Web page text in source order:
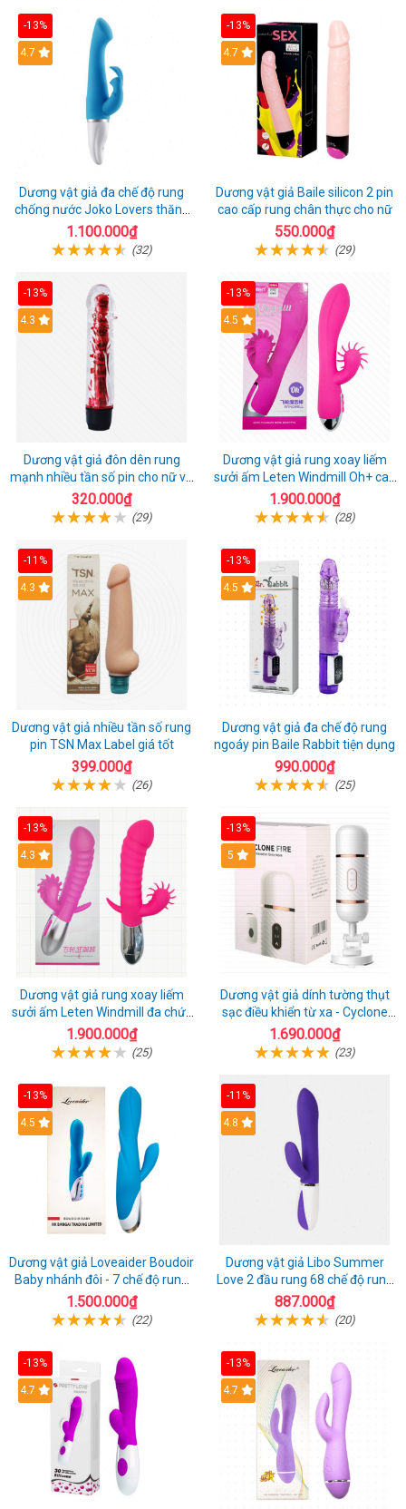
-13%
Hot
4.7
Dương vật giả đa chế độ rung
chống nước Joko Lovers thăng
hoa
1.100.000₫
(32)
-13%
4.7
Dương vật giả Baile silicon 2 pin
cao cấp rung chân thực cho nữ
550.000₫
(29)
-13%
4.3
Dương vật giả đôn dên rung
mạnh nhiều tần số pin cho nữ và
cặp đôi
320.000₫
(29)
-13%
4.5
Dương vật giả rung xoay liếm
sưởi ấm Leten Windmill Oh+ cao
cấp
1.900.000₫
(28)
-11%
4.3
Dương vật giả nhiều tần số rung
pin TSN Max Label giá tốt
399.000₫
(26)
-13%
4.5
Dương vật giả đa chế độ rung
ngoáy pin Baile Rabbit tiện dụng
990.000₫
(25)
-13%
4.3
Dương vật giả rung xoay liếm
sưởi ấm Leten Windmill đa chức
năng
1.900.000₫
(25)
-13%
5
Dương vật giả dính tường thụt
sạc điều khiển từ xa - Cyclone
Fire
1.690.000₫
(23)
-13%
4.5
Dương vật giả Loveaider Boudoir
Baby nhánh đôi - 7 chế độ rung
sạc điện
1.500.000₫
(22)
-11%
4.8
Dương vật giả Libo Summer
Love 2 đầu rung 68 chế độ rung
sạc pin thỏa mãn
887.000₫
(20)
-13%
4.7
-13%
4.7